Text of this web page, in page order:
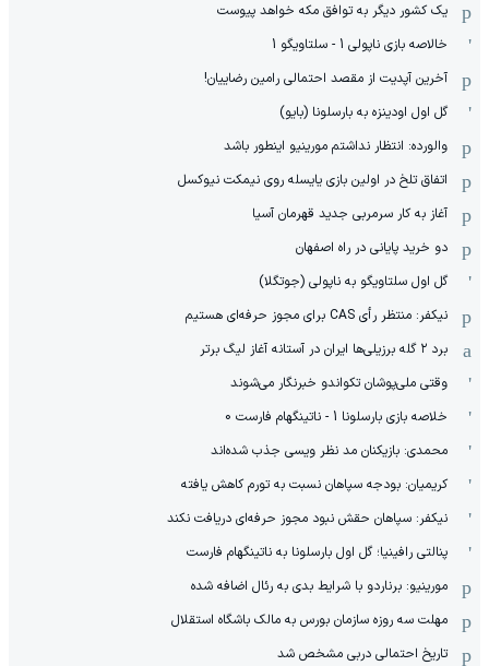
یک کشور دیگر به توافق مکه خواهد پیوست
خالاصه بازی ناپولی 1 - سلتاویگو 1
آخرین آپدیت از مقصد احتمالی رامین رضاییان!
گل اول اودینزه به بارسلونا (بایو)
والورده: انتظار نداشتم مورینیو اینطور باشد
اتفاق تلخ در اولین بازی یایسله روی نیمکت نیوکسل
آغاز به کار سرمربی جدید قهرمان آسیا
دو خرید پایانی در راه اصفهان
گل اول سلتاویگو به ناپولی (جوتگلا)
نیکفر: منتظر رأی CAS برای مجوز حرفه‌ای هستیم
برد ۲ گله برزیلی‌ها ایران در آستانه آغاز لیگ برتر
وقتی ملی‌پوشان تکواندو خبرنگار می‌شوند
خلاصه بازی بارسلونا 1 - ناتینگهام فارست 0
محمدی: بازیکنان مد نظر ویسی جذب شده‌اند
کریمیان: بودجه سپاهان نسبت به تورم کاهش یافته
نیکفر: سپاهان حقش نبود مجوز حرفه‌ای دریافت نکند
پنالتی رافینیا؛ گل اول بارسلونا به ناتینگهام فارست
مورینیو: برناردو با شرایط بدی به رئال اضافه شده
مهلت سه روزه سازمان بورس به مالک باشگاه استقلال
تاریخ احتمالی دربی مشخص شد